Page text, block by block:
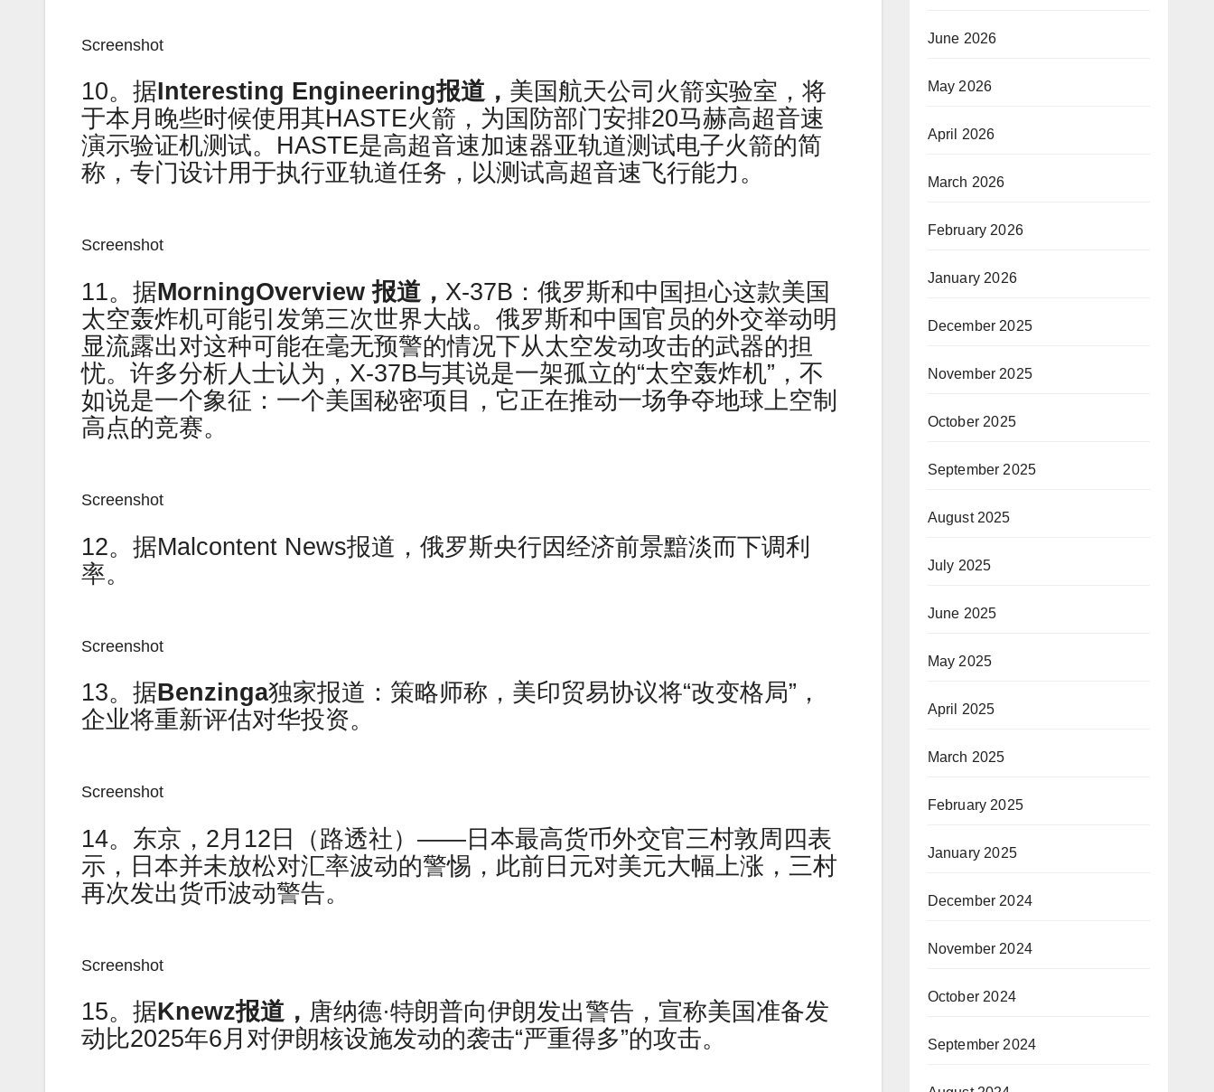
Screenshot
10。据Interesting Engineering报道， 美国航天公司火箭实验室，将
于本月晚些时候使用其HASTE火箭，为国防部门安排20马赫高超音速
演示验证机测试。HASTE是高超音速加速器亚轨道测试电子火箭的简
称，专门设计用于执行亚轨道任务，以测试高超音速飞行能力。
Screenshot
11。据MorningOverview报道， X-37B：俄罗斯和中国担心这款美国
太空轰炸机可能引发第三次世界大战。俄罗斯和中国官员的外交举动明
显流露出对这种可能在毫无预警的情况下从太空发动攻击的武器的担
忧。许多分析人士认为，X-37B与其说是一架孤立的“太空轰炸机”，不
如说是一个象征：一个美国秘密项目，它正在推动一场争夺地球上空制
高点的竞赛。
Screenshot
12。据Malcontent News报道，俄罗斯央行因经济前景黯淡而下调利
率。
Screenshot
13。据Benzinga独家报道：策略师称，美印贸易协议将“改变格局”，
企业将重新评估对华投资。
Screenshot
14。东京，2月12日（路透社）——日本最高货币外交官三村敦周四表
示，日本并未放松对汇率波动的警惕，此前日元对美元大幅上涨，三村
再次发出货币波动警告。
Screenshot
15。据Knewz报道， 唐纳德·特朗普向伊朗发出警告，宣称美国准备发
动比2025年6月对伊朗核设施发动的袭击“严重得多”的攻击。
June 2026
May 2026
April 2026
March 2026
February 2026
January 2026
December 2025
November 2025
October 2025
September 2025
August 2025
July 2025
June 2025
May 2025
April 2025
March 2025
February 2025
January 2025
December 2024
November 2024
October 2024
September 2024